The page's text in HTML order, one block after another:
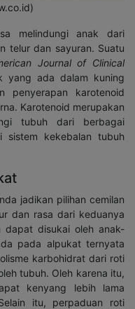
melindungi anak dari
telur dan sayuran. Suatu
Journal of Clinical
yang ada dalam kuning
penyerapan karotenoid
Karotenoid merupakan
tubuh dari berbagai
sistem kekebalan tubuh
jadikan pilihan cemilan
dan rasa dari keduanya
dapat disukai oleh anak-
pada alpukat ternyata
karbohidrat dari roti
tubuh. Oleh karena itu,
kenyang lebih lama
itu, perpaduan roti